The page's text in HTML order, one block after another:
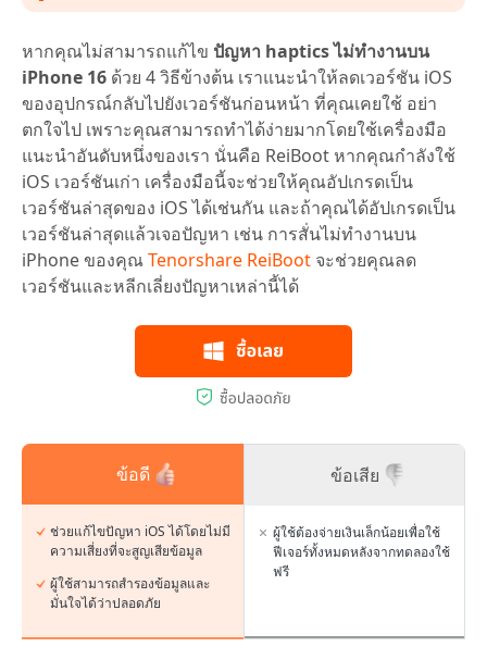
หากคุณไม่สามารถแก้ไข ปัญหา haptics ไม่ทำงานบน
iPhone 16 ด้วย 4 วิธีข้างต้น เราแนะนำให้ลดเวอร์ชัน iOS
ของอุปกรณ์กลับไปยังเวอร์ชันก่อนหน้า ที่คุณเคยใช้ อย่า
ตกใจไป เพราะคุณสามารถทำได้ง่ายมากโดยใช้เครื่องมือ
แนะนำอันดับหนึ่งของเรา นั่นคือ ReiBoot หากคุณกำลังใช้
iOS เวอร์ชันเก่า เครื่องมือนี้จะช่วยให้คุณอัปเกรดเป็น
เวอร์ชันล่าสุดของ iOS ได้เช่นกัน และถ้าคุณได้อัปเกรดเป็น
เวอร์ชันล่าสุดแล้วเจอปัญหา เช่น การสั่นไม่ทำงานบน
iPhone ของคุณTenorshare ReiBoot จะช่วยคุณลด
เวอร์ชันและหลีกเลี่ยงปัญหาเหล่านี้ได้
ข้อดี
ช่วยแก้ไขปัญหา iOS ได้โดยไม่มี
ความเสี่ยงที่จะสูญเสียข้อมูล
ผู้ใช้สามารถสำรองข้อมูลและ
มั่นใจได้ว่าปลอดภัย
ข้อเสีย
ผู้ใช้ต้องจ่ายเงินเล็กน้อยเพื่อใช้
ฟีเจอร์ทั้งหมดหลังจากทดลองใช้
ฟรี